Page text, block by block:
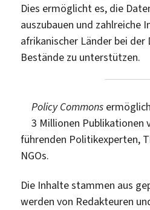
Dies ermöglicht es, die
auszubauen und zahlreiche
afrikanischer Länder bei
Bestände zu unterstützen.
Policy Commons
3 Millionen Publikationen
führenden Politikexperten,
NGOs.
Die Inhalte stammen aus
werden von Redakteuren